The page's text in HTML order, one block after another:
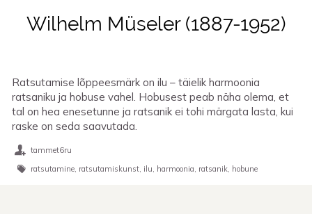
Wilhelm Müseler 1887-1952
Ratsutamise lõppeesmärk on ilu – täielik harmoonia
ratsaniku ja hobuse vahel. Hobusest peab näha olema, et
tal on hea enesetunne ja ratsanik ei tohi märgata lasta, kui
raske on seda saavutada.
tammet6ru
ratsutamine ratsutamiskunst ilu harmoonia ratsanik hobune